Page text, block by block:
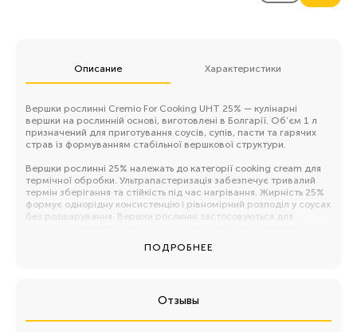
Описание Характеристики
Вершки рослинні Cremio For Cooking UHT 25% — кулінарні
вершки на рослинній основі, виготовлені в Болгарії. Об’єм 1 л
призначений для приготування соусів, супів, пасти та гарячих
страв із формуванням стабільної вершкової структури.
Вершки рослинні 25% належать до категорії cooking cream для
термічної обробки. Ультрапастеризація забезпечує тривалий
термін зберігання та стійкість під час нагрівання. Жирність 25%
формує однорідну консистенцію і рівномірний розподіл у соусах
без розшарування. Вершки рослинні застосовуються для
• Формат: Tetra Pak 1 л.
ПОДРОБНЕЕ
Отзывы